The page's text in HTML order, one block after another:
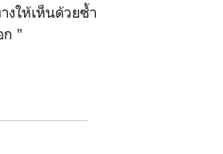
งให้เห็นด้วยซ้ำ
ก "